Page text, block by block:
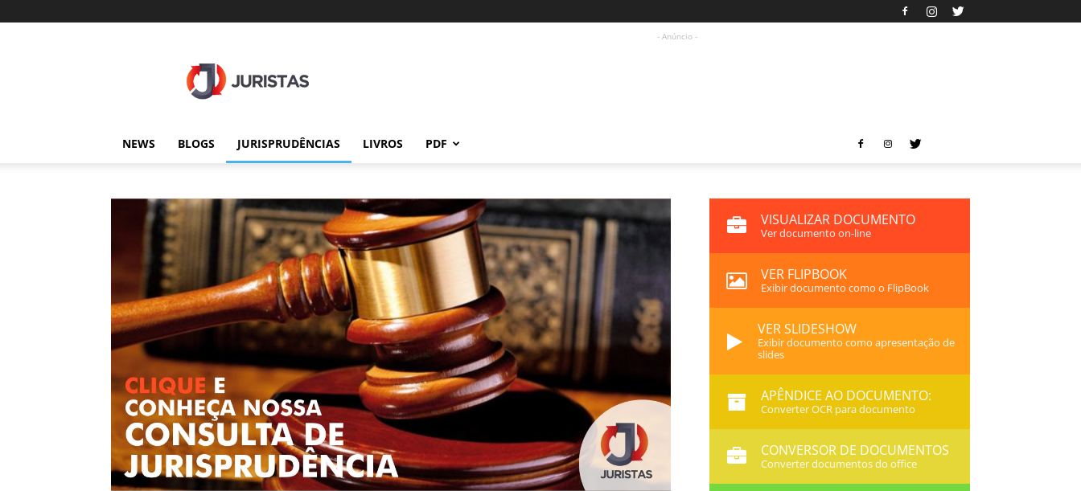
- Anúncio -
NEWS BLOGS JURISPRUDÊNCIAS LIVROS PDF
VISUALIZAR DOCUMENTO
Ver documento on-line
VER FLIPBOOK
Exibir documento como o FlipBook
VER SLIDESHOW
Exibir documento como apresentação de
slides
APÊNDICE AO DOCUMENTO:
Converter OCR para documento
CONVERSOR DE DOCUMENTOS
Converter documentos do office